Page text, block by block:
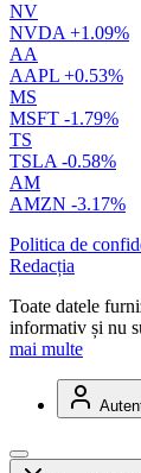
NV
NVDA +1.09%
AA
AAPL +0.53%
MS
MSFT -1.79%
TS
TSLA -0.58%
AM
AMZN -3.17%
Politica de
Redacția
Toate datele
informativ și nu
mai multe